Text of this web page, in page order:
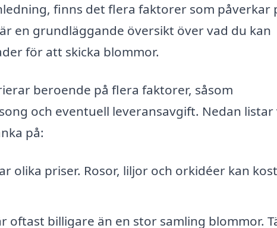
finns det flera faktorer som påverkar
en grundläggande översikt över vad du kan
för att skicka blommor.
beroende på flera faktorer, såsom
och eventuell leveransavgift. Nedan listar
på:
olika priser. Rosor, liljor och orkidéer kan
oftast billigare än en stor samling blommor.